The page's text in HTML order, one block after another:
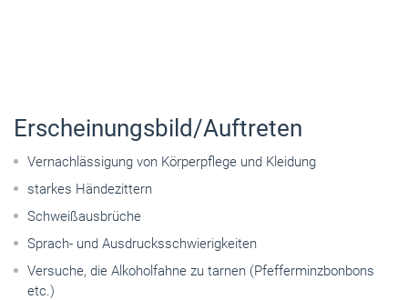
Erscheinungsbild/Auftreten
Vernachlässigung von Körperpflege und Kleidung
starkes Händezittern
Schweißausbrüche
Sprach- und Ausdrucksschwierigkeiten
Versuche, die Alkoholfahne zu tarnen (Pfefferminzbonbons
etc.)